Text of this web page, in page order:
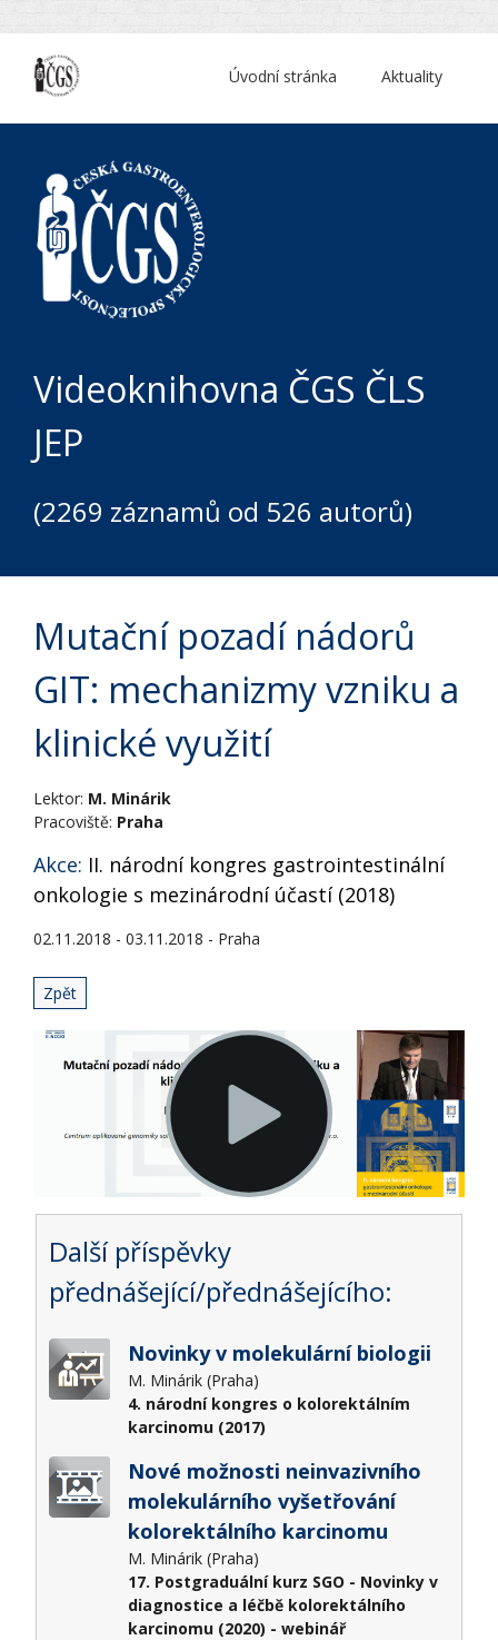
Aktuality
Úvodní stránka
Videoknihovna ČGS ČLS
JEP
(2269 záznamů od 526 autorů)
Mutační pozadí nádorů
GIT: mechanizmy vzniku a
klinické využití
Lektor: M. Minárik
Pracoviště: Praha
Akce: II. národní kongres gastrointestinální
onkologie s mezinárodní účastí (2018)
02.11.2018 - 03.11.2018 - Praha
Zpět
Další příspěvky
přednášející/přednášejícího:
Novinky v molekulární biologii
M. Minárik (Praha)
4. národní kongres o kolorektálním
karcinomu (2017)
Nové možnosti neinvazivního
molekulárního vyšetřování
kolorektálního karcinomu
M. Minárik (Praha)
17. Postgraduální kurz SGO - Novinky v
diagnostice a léčbě kolorektálního
karcinomu (2020) - webinář